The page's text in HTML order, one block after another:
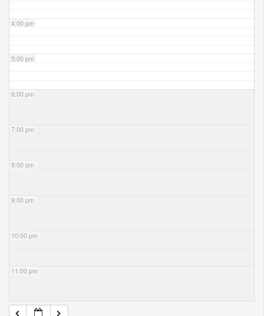
4:00 pm
5:00 pm
6:00 pm
7:00 pm
8:00 pm
9:00 pm
10:00 pm
11:00 pm